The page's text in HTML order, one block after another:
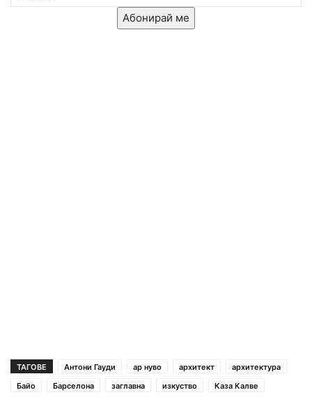
Абонирай ме
ТАГОВЕ Антони Гауди ар нуво архитект
архитектура
Байо
Барселона заглавна изкуство Каза Калве